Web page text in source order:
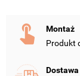
Montaż
Produkt
Dostawa